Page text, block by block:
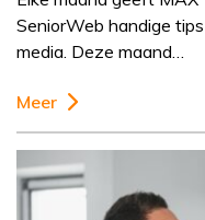
SeniorWeb handige
media. Deze maand…
Meer